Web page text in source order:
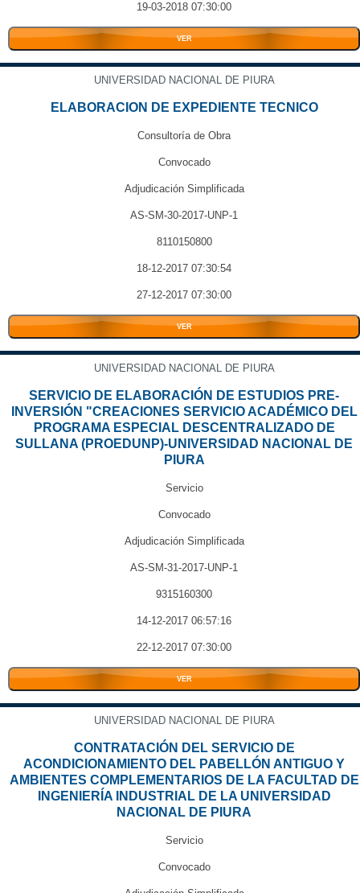
19-03-2018 07:30:00
VER
UNIVERSIDAD NACIONAL DE PIURA
ELABORACION DE EXPEDIENTE TECNICO
Consultoría de Obra
Convocado
Adjudicación Simplificada
AS-SM-30-2017-UNP-1
8110150800
18-12-2017 07:30:54
27-12-2017 07:30:00
VER
UNIVERSIDAD NACIONAL DE PIURA
SERVICIO DE ELABORACIÓN DE ESTUDIOS PRE-
INVERSIÓN "CREACIONES SERVICIO ACADÉMICO DEL
PROGRAMA ESPECIAL DESCENTRALIZADO DE
SULLANA (PROEDUNP)-UNIVERSIDAD NACIONAL DE
PIURA
Servicio
Convocado
Adjudicación Simplificada
AS-SM-31-2017-UNP-1
9315160300
14-12-2017 06:57:16
22-12-2017 07:30:00
VER
UNIVERSIDAD NACIONAL DE PIURA
CONTRATACIÓN DEL SERVICIO DE
ACONDICIONAMIENTO DEL PABELLÓN ANTIGUO Y
AMBIENTES COMPLEMENTARIOS DE LA FACULTAD DE
INGENIERÍA INDUSTRIAL DE LA UNIVERSIDAD
NACIONAL DE PIURA
Servicio
Convocado